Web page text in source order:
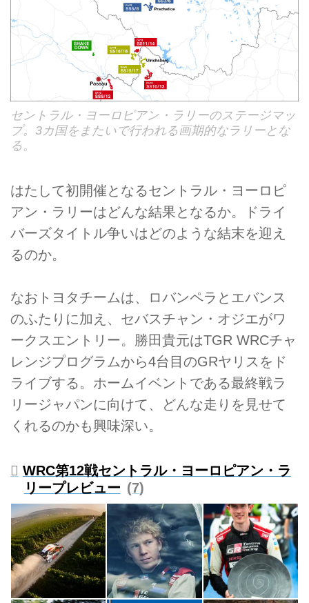
セントラル・ヨーロピアン・ラリーのステージマッ
プ。3カ国をまたいで行われる画期的なラリーとな
る。
はたして初開催となるセントラル・ヨーロピ
アン・ラリーはどんな結果となるか。ドライ
バーズタイトル争いはどのような結末を迎え
るのか。
なおトヨタチームは、ロバンペラとエバンス
のふたりに加え、セバスチャン・オジエがワ
ークスエントリー。勝田貴元はTGR WRCチャ
レンジプログラムから4台目のGRヤリスをド
ライブする。ホームイベントである最終戦ラ
リージャパンに向けて、どんな走りを見せて
くれるのかも興味深い。
WRC第12戦セントラル・ヨーロピアン・ラ
リープレビュー
7